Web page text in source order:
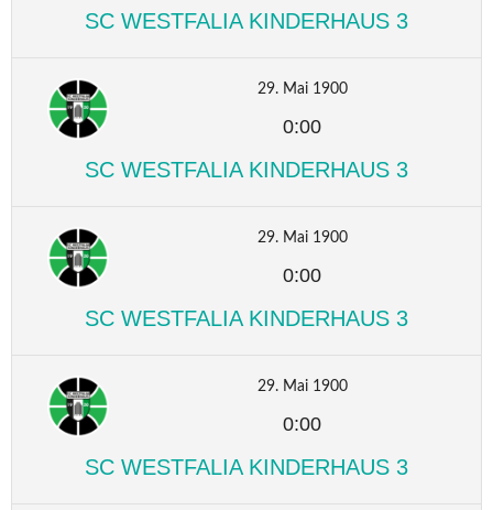
SC WESTFALIA KINDERHAUS 3
29. Mai 1900
0:00
SC WESTFALIA KINDERHAUS 3
29. Mai 1900
0:00
SC WESTFALIA KINDERHAUS 3
29. Mai 1900
0:00
SC WESTFALIA KINDERHAUS 3